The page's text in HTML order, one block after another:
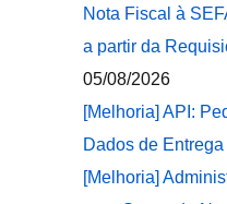
Nota Fiscal à
a partir da
05/08/2026
[Melhoria] API:
Dados de
[Melhoria]